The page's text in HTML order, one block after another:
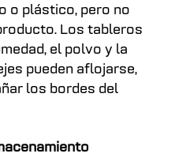
o plástico, pero no
Los tableros
el polvo y la
pueden aflojarse,
los bordes del